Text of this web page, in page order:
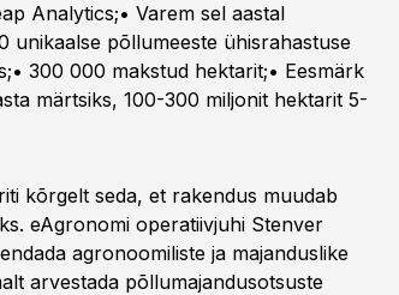
Analytics;• Varem sel aastal
unikaalse põllumeeste ühisrahastuse
300 000 makstud hektarit;• Eesmärk
märtsiks, 100-300 miljonit hektarit 5-
kõrgelt seda, et rakendus muudab
eAgronomi operatiivjuhi Stenver
agronoomiliste ja majanduslike
arvestada põllumajandusotsuste